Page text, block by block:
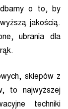
o to, by
jakością.
ubrania dla
sklepów z
to najwyższej
techniki